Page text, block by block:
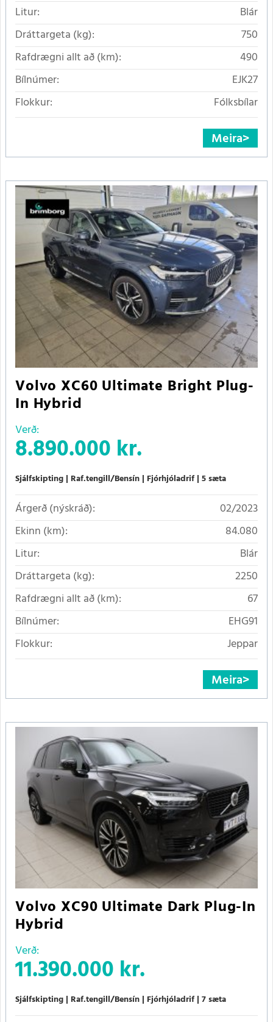
Litur:
Blár
Dráttargeta (kg):
750
Rafdrægni allt að (km):
490
Bílnúmer:
EJK27
Flokkur:
Fólksbílar
Meira
Volvo XC60 Ultimate Bright Plug-
In Hybrid
Verð:
8.890.000 kr.
Sjálfskipting Raf.tengill/Bensín Fjórhjóladrif 5 sæta
Árgerð (nýskráð):
02/2023
Ekinn (km):
84.080
Litur:
Blár
Dráttargeta (kg):
2250
Rafdrægni allt að (km):
67
Bílnúmer:
EHG91
Flokkur:
Jeppar
Meira
Volvo XC90 Ultimate Dark Plug-In
Hybrid
Verð:
11.390.000 kr.
Sjálfskipting Raf.tengill/Bensín Fjórhjóladrif 7 sæta